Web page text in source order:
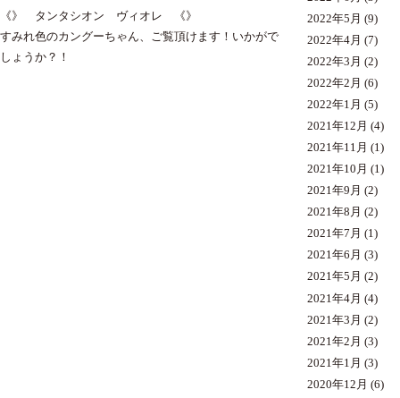
《》 タンタシオン ヴィオレ 《》
すみれ色のカングーちゃん、ご覧頂けます！いかがで
しょうか？！
2022年5月 (9)
2022年4月 (7)
2022年3月 (2)
2022年2月 (6)
2022年1月 (5)
2021年12月 (4)
2021年11月 (1)
2021年10月 (1)
2021年9月 (2)
2021年8月 (2)
2021年7月 (1)
2021年6月 (3)
2021年5月 (2)
2021年4月 (4)
2021年3月 (2)
2021年2月 (3)
2021年1月 (3)
2020年12月 (6)